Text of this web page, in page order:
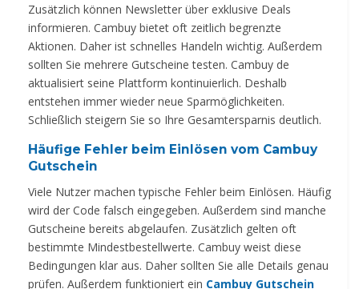
Zusätzlich können Newsletter über exklusive Deals
informieren. Cambuy bietet oft zeitlich begrenzte
Aktionen. Daher ist schnelles Handeln wichtig. Außerdem
sollten Sie mehrere Gutscheine testen. Cambuy de
aktualisiert seine Plattform kontinuierlich. Deshalb
entstehen immer wieder neue Sparmöglichkeiten.
Schließlich steigern Sie so Ihre Gesamtersparnis deutlich.
Häufige Fehler beim Einlösen vom Cambuy
Gutschein
Viele Nutzer machen typische Fehler beim Einlösen. Häufig
wird der Code falsch eingegeben. Außerdem sind manche
Gutscheine bereits abgelaufen. Zusätzlich gelten oft
bestimmte Mindestbestellwerte. Cambuy weist diese
Bedingungen klar aus. Daher sollten Sie alle Details genau
prüfen. Außerdem funktioniert ein Cambuy Gutschein